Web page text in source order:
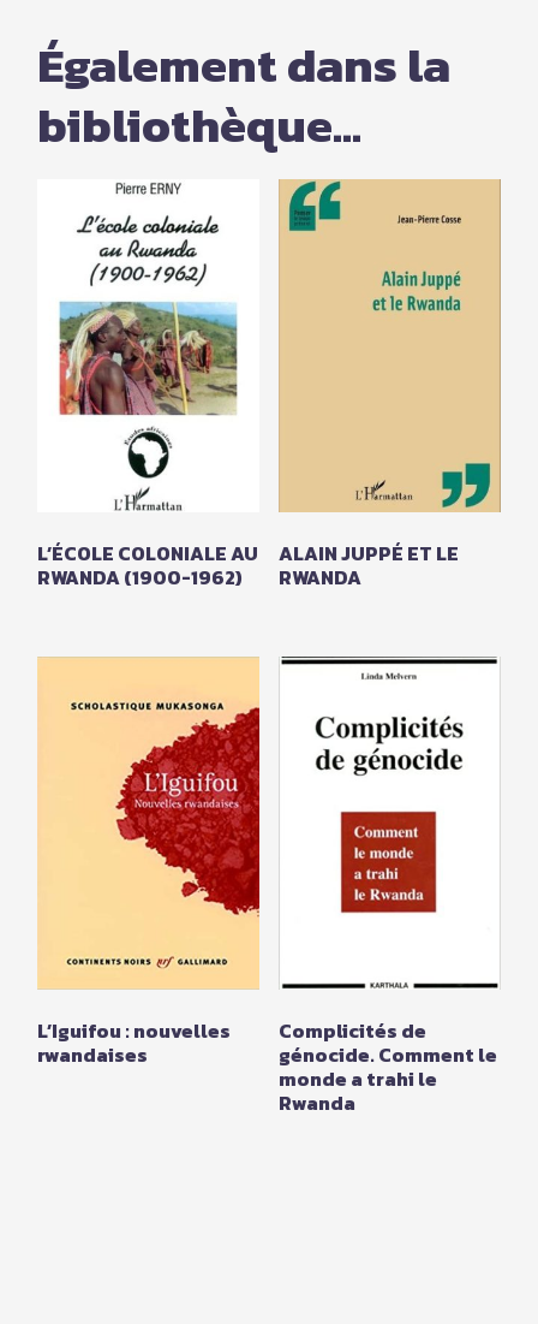
Également dans la
bibliothèque...
L’ÉCOLE COLONIALE AU
RWANDA (1900-1962)
ALAIN JUPPÉ ET LE
RWANDA
L’Iguifou : nouvelles
rwandaises
Complicités de
génocide. Comment le
monde a trahi le
Rwanda